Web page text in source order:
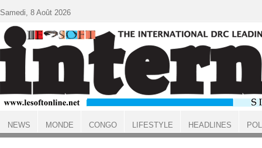
ACCUEIL
Samedi, 8 Août 2026
NEWS MONDE CONGO LIFESTYLE HEADLINES